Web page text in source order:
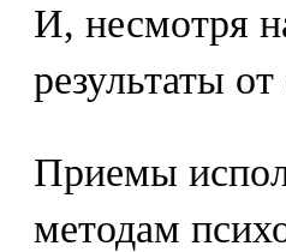
И, несмотря
результаты
Приемы
методам